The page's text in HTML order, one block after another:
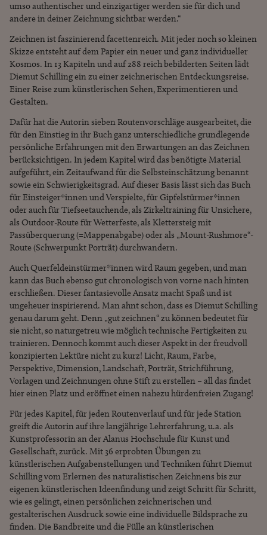
umso authentischer und einzigartiger werden sie für dich und
andere in deiner Zeichnung sichtbar werden.“
Zeichnen ist faszinierend facettenreich. Mit jeder noch so kleinen
Skizze entsteht auf dem Papier ein neuer und ganz individueller
Kosmos. In 13 Kapiteln und auf 288 reich bebilderten Seiten lädt
Diemut Schilling ein zu einer zeichnerischen Entdeckungsreise.
Einer Reise zum künstlerischen Sehen, Experimentieren und
Gestalten.
Dafür hat die Autorin sieben Routenvorschläge ausgearbeitet, die
für den Einstieg in ihr Buch ganz unterschiedliche grundlegende
persönliche Erfahrungen mit den Erwartungen an das Zeichnen
berücksichtigen. In jedem Kapitel wird das benötigte Material
aufgeführt, ein Zeitaufwand für die Selbsteinschätzung benannt
sowie ein Schwierigkeitsgrad. Auf dieser Basis lässt sich das Buch
für Einsteiger*innen und Verspielte, für Gipfelstürmer*innen
oder auch für Tiefseetauchende, als Zirkeltraining für Unsichere,
als Outdoor-Route für Wetterfeste, als Klettersteig mit
Passüberquerung (=Mappenabgabe) oder als „Mount-Rushmore“-
Route (Schwerpunkt Porträt) durchwandern.
Auch Querfeldeinstürmer*innen wird Raum gegeben, und man
kann das Buch ebenso gut chronologisch von vorne nach hinten
erschließen. Dieser fantasievolle Ansatz macht Spaß und ist
ungeheuer inspirierend. Man ahnt schon, dass es Diemut Schilling
genau darum geht. Denn „gut zeichnen“ zu können bedeutet für
sie nicht, so naturgetreu wie möglich technische Fertigkeiten zu
trainieren. Dennoch kommt auch dieser Aspekt in der freudvoll
konzipierten Lektüre nicht zu kurz! Licht, Raum, Farbe,
Perspektive, Dimension, Landschaft, Porträt, Strichführung,
Vorlagen und Zeichnungen ohne Stift zu erstellen – all das findet
hier einen Platz und eröffnet einen nahezu hürdenfreien Zugang!
Für jedes Kapitel, für jeden Routenverlauf und für jede Station
greift die Autorin auf ihre langjährige Lehrerfahrung, u.a. als
Kunstprofessorin an der Alanus Hochschule für Kunst und
Gesellschaft, zurück. Mit 36 erprobten Übungen zu
künstlerischen Aufgabenstellungen und Techniken führt Diemut
Schilling vom Erlernen des naturalistischen Zeichnens bis zur
eigenen künstlerischen Ideenfindung und zeigt Schritt für Schritt,
wie es gelingt, einen persönlichen zeichnerischen und
gestalterischen Ausdruck sowie eine individuelle Bildsprache zu
finden. Die Bandbreite und die Fülle an künstlerischen